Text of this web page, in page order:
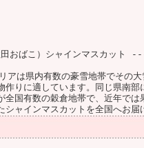
JA秋田おばこ）シャイン
アは県内有数の豪雪地帯でその
作りに適しています。同じ県南
国有数の穀倉地帯で、近年では
ャインマスカットを全国へお届